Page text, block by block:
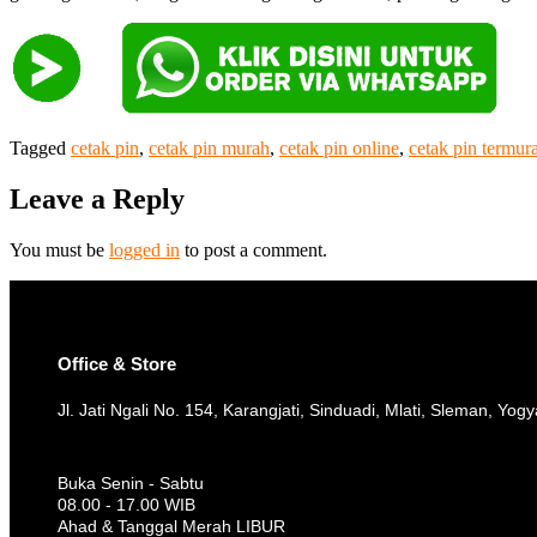
Tagged cetak pin, cetak pin murah, cetak pin online, cetak pin
Leave a Reply
You must be logged in to post a comment.
Office & Store
Jl. Jati Ngali No. 154, Karangjati, Sinduadi, Mlati, Sleman,
Buka Senin - Sabtu
08.00 - 17.00 WIB
Ahad & Tanggal Merah LIBUR